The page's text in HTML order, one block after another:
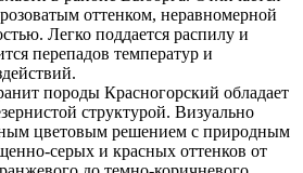
оттенком, неравномерной
Легко поддается распилу и
перепадов температур и
породы Красногорский обладает
структурой. Визуально
цветовым решением с природным
серых и красных оттенков от